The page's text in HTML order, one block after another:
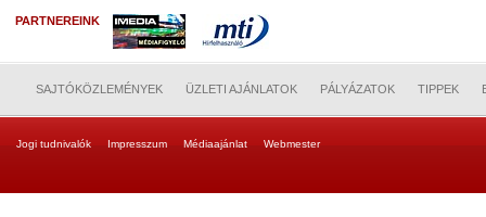
PARTNEREINK
SAJTÓKÖZLEMÉNYEK ÜZLETI AJÁNLATOK PÁLYÁZATOK TIPPEK
Jogi tudnivalók Impresszum Médiaajánlat Webmester